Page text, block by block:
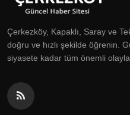
Çerkezköy, Kapaklı, Saray ve
doğru ve hızlı şekilde öğrenin.
siyasete kadar tüm önemli